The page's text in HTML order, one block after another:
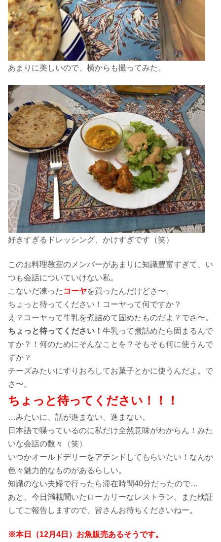
あまりに美しいので、横からも撮ってみた。
好きすぎるドレッシング、かけすぎです（笑）
このお料理教室のメンバーがあまりに知識豊富すぎて、い
つも会話についていけない私。
こないだ凍った コーヤを買ったんだけどさ〜。
ちょっと待ってください！コーヤって何ですか？
え？コーヤって牛乳を煮詰めて固めたものだよ？でさ〜。
ちょっと待ってください！ 牛乳って煮詰めたら固まるんで
すか？！何のためにそんなことを？そもそも何に使うんで
すか？
チーズみたいにすりおろしてお菓子とかに使うんだよ。で
さ〜。
ちょっと待ってください！！！
…みたいに、話が進まない、進まない。
日本語で喋っているのに私だけ全然意味がわからん！みた
いな会話の数々（笑）
いつかオールドデリーをアテンドしてもらいたい！なんか
色々魅力的なものがあるらしい。
知識のない夫婦で行ったら滞在時間40分だったので…
あと、今日満載聞いたローカリーなレストラン、また検証
してご報告しますので、皆さんお待ちくださいねー。
※本日（12月4日）お魚販売あるそうです。